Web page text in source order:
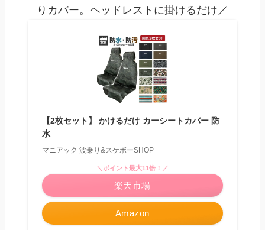
りカバー。ヘッドレストに掛けるだけ／
【2枚セット】 かけるだけ カーシートカバー 防
水
マニアック 波乗り&スケボーSHOP
Amazon
＼ポイント最大11倍！／
楽天市場